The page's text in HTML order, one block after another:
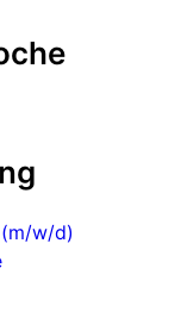
w/d)